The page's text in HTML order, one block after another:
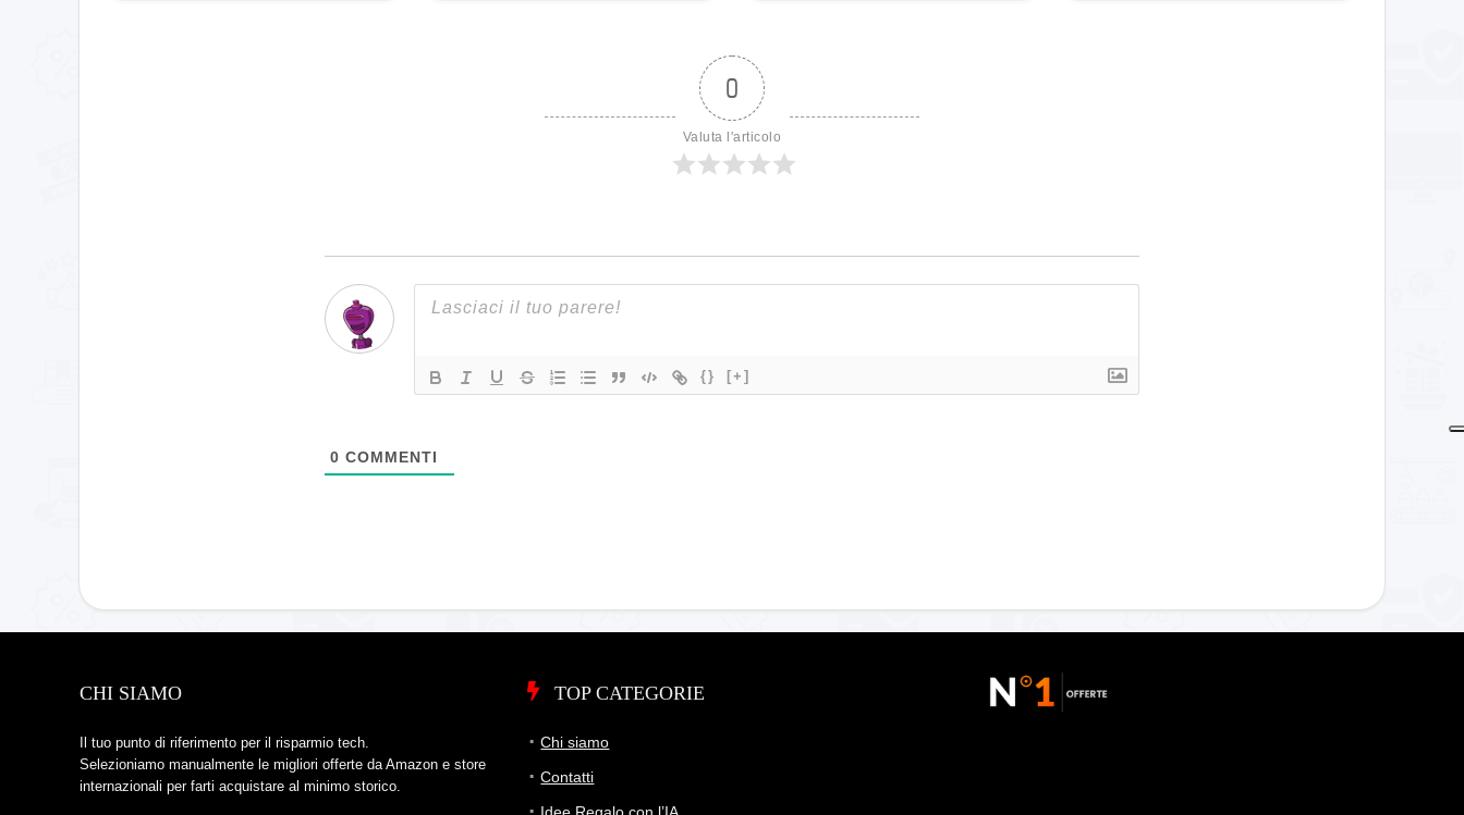
0
Valuta l'articolo
{} [+]
0 COMMENTI
CHI SIAMO
Il tuo punto di riferimento per il risparmio tech.
Selezioniamo manualmente le migliori offerte da Amazon e store
internazionali per farti acquistare al minimo storico.
TOP CATEGORIE
Chi siamo
Contatti